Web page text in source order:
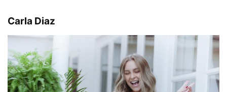
Carla Diaz